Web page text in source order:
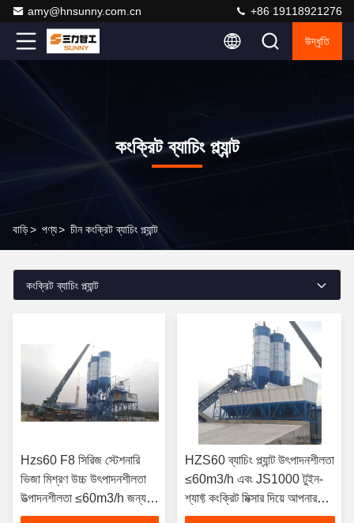
amy@hnsunny.com.cn +86 19118921276
উদ্ধৃতি
কংক্রিট ব্যাচিং প্ল্যান্ট
বাড়ি> পণ্য> চীন কংক্রিট ব্যাচিং প্ল্যান্ট
কংক্রিট ব্যাচিং প্ল্যান্ট
Hzs60 F8 সিরিজ স্টেশনারি
ভিজা মিশ্রণ উচ্চ উৎপাদনশীলতা
উত্পাদনশীলতা ≤60m3/h জন্য
কংক্রিট ব্যাচিং প্ল্যান্ট
HZS60 ব্যাচিং প্ল্যান্ট উৎপাদনশীলতা
≤60m3/h এবং JS1000 টুইন-
শ্যাফ্ট কংক্রিট মিক্সার দিয়ে আপনার
নির্মাণ প্রকল্পকে বাড়ান